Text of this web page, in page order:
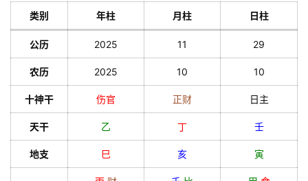
员
类别 年柱 月柱 日柱
公历 2025 11 29
农历 2025 10 10
十神干 伤官 正财 日主
天干 乙 丁 壬
地支 巳 亥 寅